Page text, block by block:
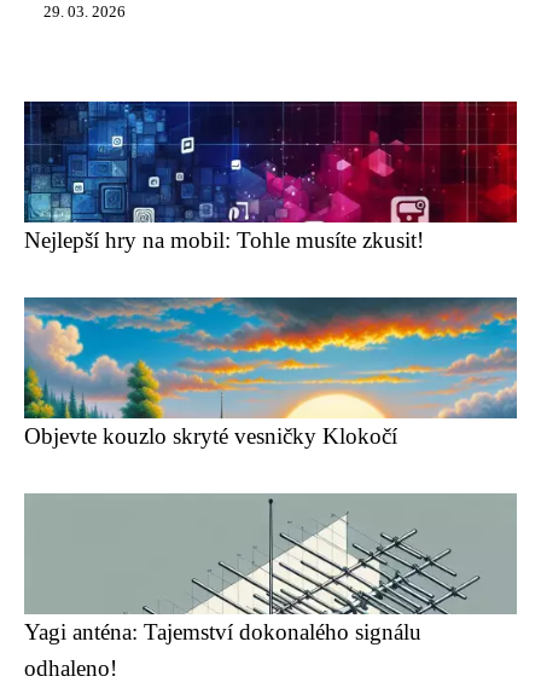
29. 03. 2026
Nejlepší hry na mobil: Tohle musíte zkusit!
Objevte kouzlo skryté vesničky Klokočí
Yagi anténa: Tajemství dokonalého signálu
odhaleno!